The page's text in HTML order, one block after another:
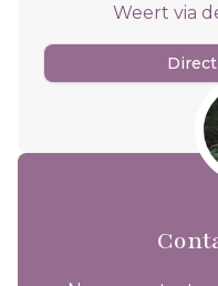
Weert via